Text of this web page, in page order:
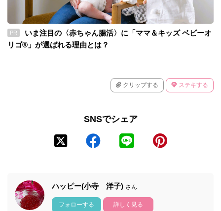
PR
いま注目の〈赤ちゃん腸活〉に「ママ＆キッズ ベビーオ
リゴ®」が選ばれる理由とは？
クリップする ステキする
SNSでシェア
ハッピー(小寺 洋子) さん
フォローする 詳しく見る